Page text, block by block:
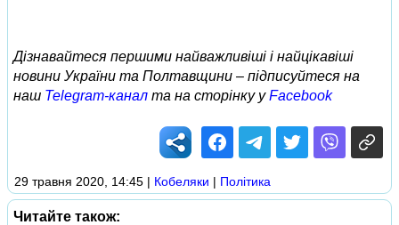
Дізнавайтеся першими найважливіші і найцікавіші
новини України та Полтавщини – підписуйтеся на
наш Telegram-канал та на сторінку уFacebook
29 травня 2020, 14:45 | Кобеляки | Політика
Читайте також: